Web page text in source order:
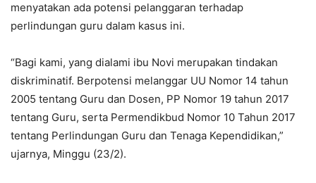
menyatakan ada potensi pelanggaran terhadap
perlindungan guru dalam kasus ini.
“Bagi kami, yang dialami ibu Novi merupakan tindakan
diskriminatif. Berpotensi melanggar UU Nomor 14 tahun
2005 tentang Guru dan Dosen, PP Nomor 19 tahun 2017
tentang Guru, serta Permendikbud Nomor 10 Tahun 2017
tentang Perlindungan Guru dan Tenaga Kependidikan,”
ujarnya, Minggu (23/2).